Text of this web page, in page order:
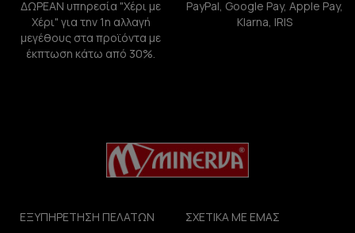
ΔΩΡΕΑΝ υπηρεσία "Χέρι με
Χέρι" για την 1η αλλαγή
μεγέθους στα προϊόντα με
έκπτωση κάτω από 30%.
PayPal, Google Pay, Apple Pay,
Klarna, IRIS
ΕΞΥΠΗΡΕΤΗΣΗ ΠΕΛΑΤΩΝ
ΣΧΕΤΙΚΑ ΜΕ ΕΜΑΣ